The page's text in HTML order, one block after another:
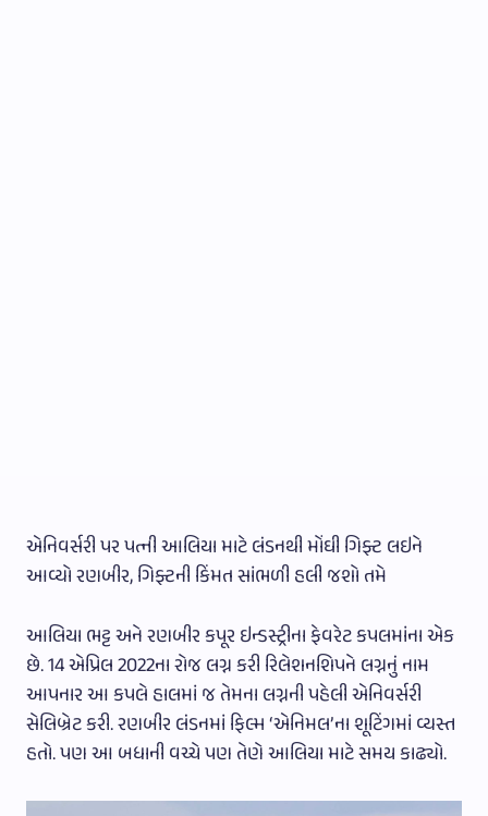
એનિવર્સરી પર પત્ની આલિયા માટે લંડનથી મોંઘી ગિફ્ટ લઇને
આવ્યો રણબીર, ગિફ્ટની કિંમત સાંભળી હલી જશો તમે
આલિયા ભટ્ટ અને રણબીર કપૂર ઇન્ડસ્ટ્રીના ફેવરેટ કપલમાંના એક
છે. 14 એપ્રિલ 2022ના રોજ લગ્ન કરી રિલેશનશિપને લગ્નનું નામ
આપનાર આ કપલે હાલમાં જ તેમના લગ્નની પહેલી એનિવર્સરી
સેલિબ્રેટ કરી. રણબીર લંડનમાં ફિલ્મ ‘એનિમલ’ના શૂટિંગમાં વ્યસ્ત
હતો. પણ આ બધાની વચ્ચે પણ તેણે આલિયા માટે સમય કાઢ્યો.